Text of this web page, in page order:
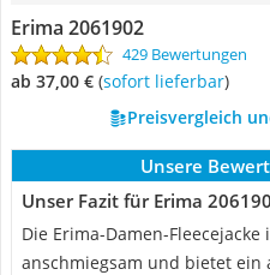
Erima 2061902
429 Bewertungen
ab 37,00 € ( Sofort lieferbar)
Preisvergleich
Unsere
Unser Fazit für Erima
Die Erima-Damen-
anschmiegsam und bietet ein